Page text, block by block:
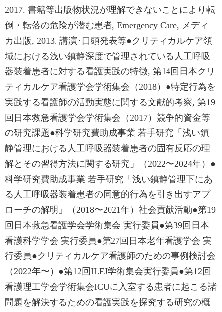
2017. 書籍等出版物状況が理解できないことにより転
倒・転落の危険が潜む患者, Emergency Care, メディ
カ出版, 2013. 講演･口頭発表等●クリティカルケア領
域における浅い鎮静深度で管理されている人工呼吸
器装着患者に対する看護実践の特徴, 第14回日本クリ
ティカルケア看護学会学術集会（2018）●特定行為を
実践する看護師の活動実態に関する文献的考察, 第19
回日本救急看護学会学術集会（2017）競争的資金等
の研究課題●科学研究費助成事業 若手研究「浅い鎮
静管理における人工呼吸器装着患者の固有反応の理
解とその習得方法に関する研究」（2022〜2024年）●
科学研究費助成事業 若手研究「浅い鎮静管理下にあ
る人工呼吸器装着患者の同意的行為を引き出すアプ
ローチの解明」（2018〜2021年）社会貢献活動●第19
回日本救急看護学会学術集会 実行委員●第39回日本
看護科学学会 実行委員●第27回日本老年看護学会 実
行委員●クリティカルケア看護師のための事例検討会
（2022年〜）●第12回ILFJ学術集会実行委員●第12回
看護理工学会学術集会ICUに入室する患者に起こる諸
問題を解決するための看護実践を探究する研究の概